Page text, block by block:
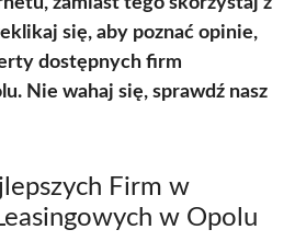
się, aby poznać opinie,
dostępnych firm
Nie wahaj się, sprawdź nasz
Firm w
w Opolu